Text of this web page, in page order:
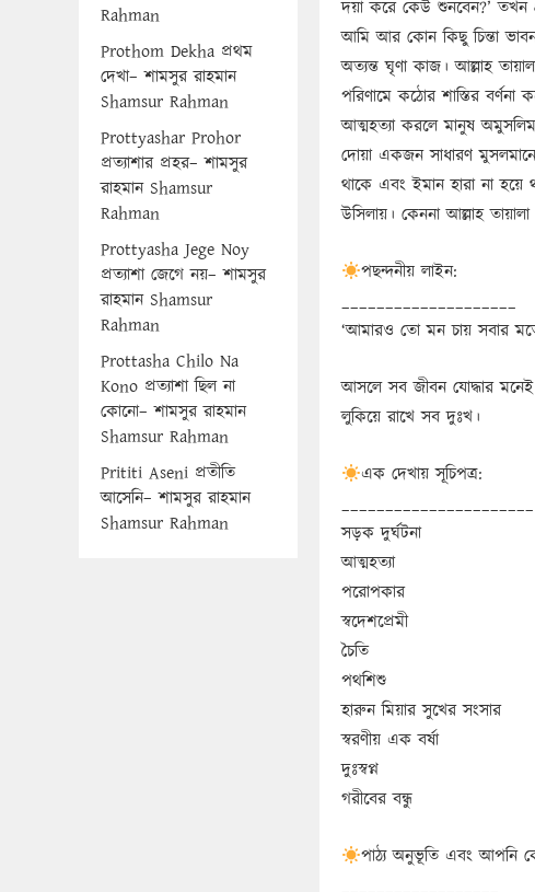
Rahman
Prothom Dekha প্রথম
দেখা– শামসুর রাহমান
Shamsur Rahman
Prottyashar Prohor
প্রত্যাশার প্রহর– শামসুর
রাহমান Shamsur
Rahman
Prottyasha Jege Noy
প্রত্যাশা জেগে নয়– শামসুর
রাহমান Shamsur
Rahman
Prottasha Chilo Na
Kono প্রত্যাশা ছিল না
কোনো– শামসুর রাহমান
Shamsur Rahman
Prititi Aseni প্রতীতি
আসেনি– শামসুর রাহমান
Shamsur Rahman
দয়া করে কেউ শুনবেন?’ তখন
আমি আর কোন কিছু চিন্তা
অত্যন্ত ঘৃণা কাজ। আল্লাহ
পরিণামে কঠোর শাস্তির
আত্মহত্যা করলে মানুষ
দোয়া একজন সাধারণ
থাকে এবং ইমান হারা না
উসিলায়। কেননা আল্লাহ
পছন্দনীয় লাইন:
‘আমারও তো মন চায় সবার
আসলে সব জীবন যোদ্ধার
লুকিয়ে রাখে সব দুঃখ।
এক দেখায় সূচিপত্র:
সড়ক দুর্ঘটনা
আত্মহত্যা
পরোপকার
স্বদেশপ্রেমী
চৈতি
পথশিশু
হারুন মিয়ার সুখের সংসার
স্বরণীয় এক বর্ষা
দুঃস্বপ্ন
গরীবের বন্ধু
পাঠ্য অনুভূতি এবং আপনি